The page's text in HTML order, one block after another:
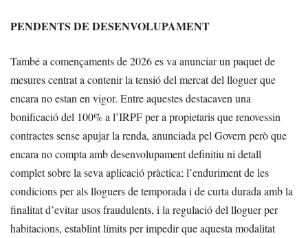
PENDENTS DE DESENVOLUPAMENT
També a començaments de 2026 es va anunciar un paquet de
mesures centrat a contenir la tensió del mercat del lloguer que
encara no estan en vigor. Entre aquestes destacaven una
bonificació del 100% a l’IRPF per a propietaris que renovessin
contractes sense apujar la renda, anunciada pel Govern però que
encara no compta amb desenvolupament definitiu ni detall
complet sobre la seva aplicació pràctica; l’enduriment de les
condicions per als lloguers de temporada i de curta durada amb la
finalitat d’evitar usos fraudulents, i la regulació del lloguer per
habitacions, establint límits per impedir que aquesta modalitat